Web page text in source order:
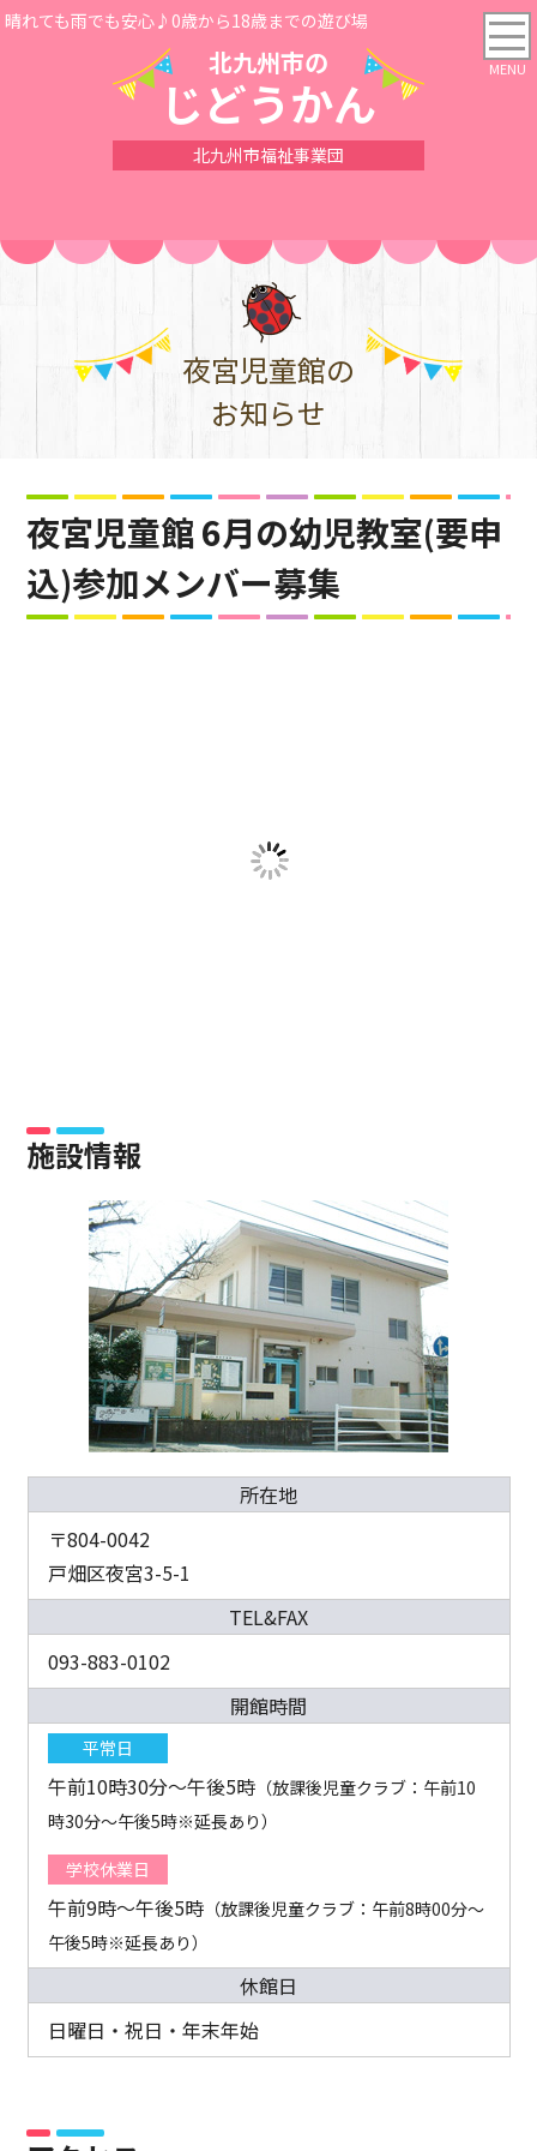
晴れても雨でも安心♪0歳から18歳までの遊び場
北九州市の
じどうかん
北九州市福祉事業団
夜宮児童館の
お知らせ
夜宮児童館 6月の幼児教室(要申
込)参加メンバー募集
施設情報
所在地
〒804-0042
戸畑区夜宮3-5-1
TEL&FAX
093-883-0102
開館時間
平常日
午前10時30分～午後5時（放課後児童クラブ：午前10
時30分～午後5時※延長あり）
学校休業日
午前9時～午後5時（放課後児童クラブ：午前8時00分～
午後5時※延長あり）
休館日
日曜日・祝日・年末年始